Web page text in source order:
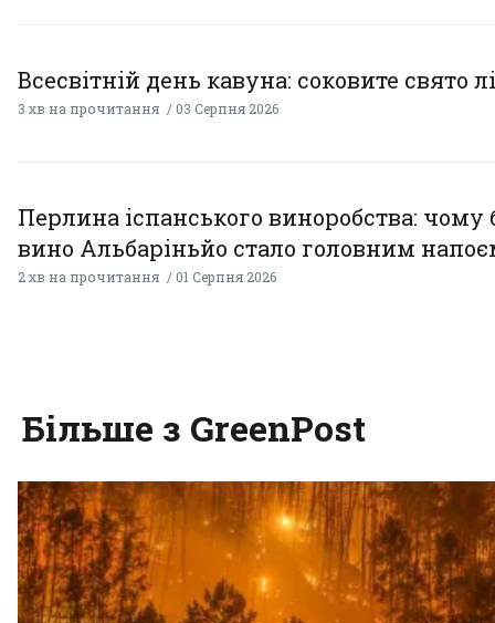
Всесвітній день кавуна: соковите свято
3 хв на прочитання 03 Серпня 2026
Перлина іспанського виноробства: чому
вино Альбаріньйо стало головним
2 хв на прочитання 01 Серпня 2026
Більше з GreenPost